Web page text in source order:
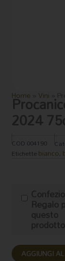
Home » Vini »
2024
COD 004190
Etichettebianco,
AGGIUNGI